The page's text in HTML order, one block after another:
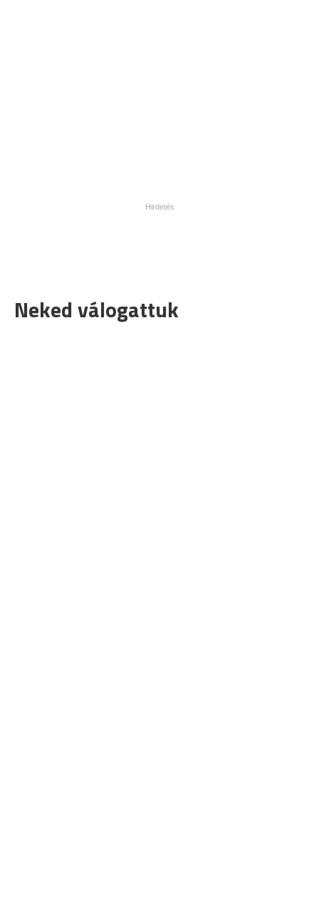
Neked válogattuk